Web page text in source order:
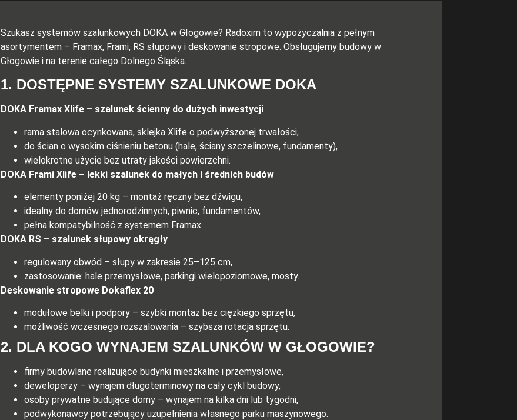
Szukasz systemów szalunkowych DOKA w Głogowie? Radoxim to wypożyczalnia z pełnym
asortymentem – Framax, Frami, RS słupowy i deskowanie stropowe. Obsługujemy budowy w
Głogowie i na terenie całego Dolnego Śląska.
1. DOSTĘPNE SYSTEMY SZALUNKOWE DOKA
DOKA Framax Xlife – szalunek ścienny do dużych inwestycji
rama stalowa ocynkowana, sklejka Xlife o podwyższonej trwałości,
do ścian o wysokim ciśnieniu betonu (hale, ściany szczelinowe, fundamenty),
wielokrotne użycie bez utraty jakości powierzchni.
DOKA Frami Xlife – lekki szalunek do małych i średnich budów
elementy poniżej 20 kg – montaż ręczny bez dźwigu,
idealny do domów jednorodzinnych, piwnic, fundamentów,
pełna kompatybilność z systemem Framax.
DOKA RS – szalunek słupowy okrągły
regulowany obwód – słupy w zakresie 25–125 cm,
zastosowanie: hale przemysłowe, parkingi wielopoziomowe, mosty.
Deskowanie stropowe Dokaflex 20
modułowe belki i podpory – szybki montaż bez ciężkiego sprzętu,
możliwość wczesnego rozszalowania – szybsza rotacja sprzętu.
2. DLA KOGO WYNAJEM SZALUNKÓW W GŁOGOWIE?
firmy budowlane realizujące budynki mieszkalne i przemysłowe,
deweloperzy – wynajem długoterminowy na cały cykl budowy,
osoby prywatne budujące domy – wynajem na kilka dni lub tygodni,
podwykonawcy potrzebujący uzupełnienia własnego parku maszynowego.